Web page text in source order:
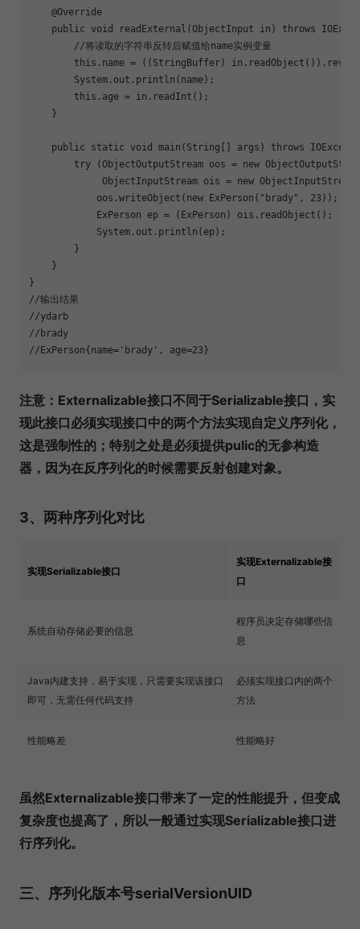
@Override
public
void readExternal (ObjectInput in) throws
//将读取的字符串反转后赋值给name实例变量
this .name = ((StringBuffer)
System.out.println(name);
this .age = in.readInt();
}
public static void main (String[] args) throws
try (ObjectOutputStream oos = new
ObjectInputStream ois = new ObjectInputStream(
oos.writeObject( new ExPerson( "brady" , 23 ));
ExPerson ep = (ExPerson) ois.readObject();
System.out.println(ep);
}
}
}
//输出结果
//ydarb
//brady
//ExPerson{name='brady', age=23}
注意：Externalizable接口不同于Serializable接口，实
现此接口必须实现接口中的两个方法实现自定义序列化，
这是强制性的；特别之处是必须提供pulic的无参构造
器，因为在反序列化的时候需要反射创建对象。
3、两种序列化对比
实现Serializable接口
实现Externalizable接
口
系统自动存储必要的信息
程序员决定存储哪些信
息
Java内建支持，易于实现，只需要实现该接口
即可，无需任何代码支持
必须实现接口内的两个
方法
性能略差 性能略好
虽然Externalizable接口带来了一定的性能提升，但变成
复杂度也提高了，所以一般通过实现Serializable接口进
行序列化。
三、序列化版本号serialVersionUID